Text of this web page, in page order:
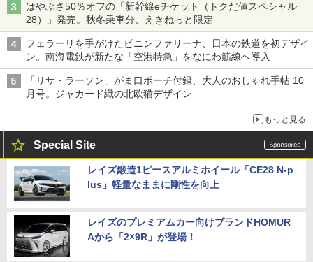
はやぶさ50％オフの「新幹線eチケット（トクだ値スペシャル
28）」発売。秋冬乗車分、えきねっと限定
フェラーリを手がけたピニンファリーナ、日本の鉄道を初デザイ
ン。南海電鉄が新たな「空港特急」をなにわ筋線へ導入
「リサ・ラーソン」がま口ポーチ付録、大人のおしゃれ手帖 10
月号。ジャカード織の北欧猫デザイン
もっと見る
Special Site
レイズ鍛造1ピースアルミホイール「CE28 N-p
lus」軽量なままに剛性を向上
レイズのプレミアムカー向けブランドHOMUR
Aから「2×9R」が登場！